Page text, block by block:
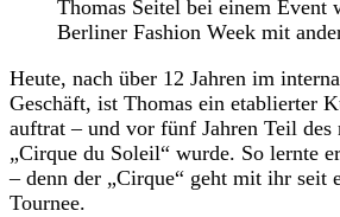
Thomas Seitel bei einem Event
Berliner Fashion Week mit
Heute, nach über 12 Jahren im
Geschäft, ist Thomas ein etablierter
auftrat – und vor fünf Jahren Teil des
„Cirque du Soleil“ wurde. So lernte
– denn der „Cirque“ geht mit ihr seit
Tournee.